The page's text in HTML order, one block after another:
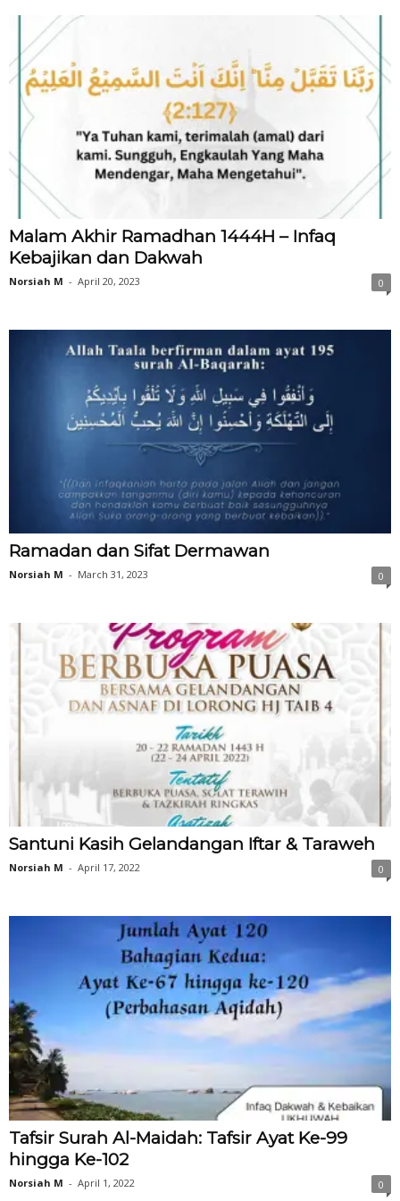
Malam Akhir Ramadhan 1444H – Infaq
Kebajikan dan Dakwah
Norsiah M - April 20, 2023 0
Ramadan dan Sifat Dermawan
Norsiah M - March 31, 2023 0
Santuni Kasih Gelandangan Iftar & Taraweh
Norsiah M - April 17, 2022 0
Tafsir Surah Al-Maidah: Tafsir Ayat Ke-99
hingga Ke-102
Norsiah M - April 1, 2022 0